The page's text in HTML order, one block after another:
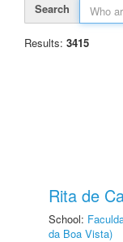
Search
Results: 3415
Rita de
School:
da Boa Vista)